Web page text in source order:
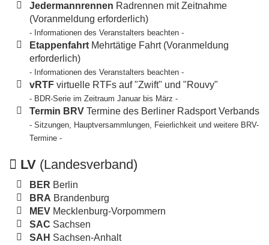
Jedermannrennen Radrennen mit Zeitnahme
(Voranmeldung erforderlich)
- Informationen des Veranstalters beachten -
Etappenfahrt Mehrtätige Fahrt (Voranmeldung
erforderlich)
- Informationen des Veranstalters beachten -
vRTF virtuelle RTFs auf "Zwift" und "Rouvy"
- BDR-Serie im Zeitraum Januar bis März -
Termin BRV Termine des Berliner Radsport Verbands
- Sitzungen, Hauptversammlungen, Feierlichkeit und weitere BRV-
Termine -
LV (Landesverband)
BER Berlin
BRA Brandenburg
MEV Mecklenburg-Vorpommern
SAC Sachsen
SAH Sachsen-Anhalt